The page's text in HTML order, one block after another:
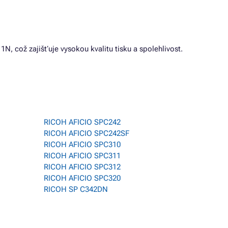
což zajišťuje vysokou kvalitu tisku a spolehlivost.
RICOH AFICIO SPC242
RICOH AFICIO SPC242SF
RICOH AFICIO SPC310
RICOH AFICIO SPC311
RICOH AFICIO SPC312
RICOH AFICIO SPC320
RICOH SP C342DN